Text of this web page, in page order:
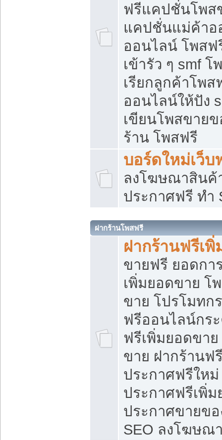
ฟรีแคปชั่นโพส
แคปชั่นแม่ค้า
ออนไลน์ โพสฟ
เข้ารัว ๆ smf
เรียกลูกค้าโพส
ออนไลน์ให้ปัง
เขียนโพสขาย
ร้าน โพสฟรี
บอร์ดใหม่เว็บ
ลงโฆษณาสิน
ประกาศฟรี ทำ
ฝากร้านโพสฟรี
ฝากร้านฟรีเ
ขายฟรี ยอดกา
เพิ่มยอดขาย โ
ขาย โปรโมทก
ฟรีออนไลน์กร
ฟรีเพิ่มยอดขา
ขาย ฝากร้านฟ
ประกาศฟรีใหม่
ประกาศฟรีเพิ่
ประกาศขายข
SEO ลงโฆษณ